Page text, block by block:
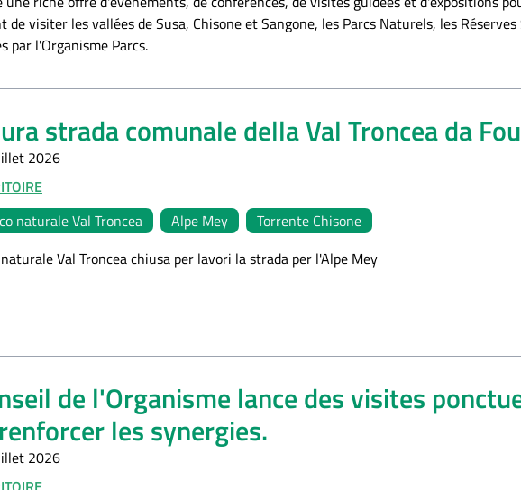
de visiter les vallées de Susa, Chisone et Sangone, les Parcs Naturels, les
par l'Organisme Parcs.
strada comunale della Val Troncea da
2026
naturale Val Troncea
Alpe Mey
Torrente Chisone
Val Troncea chiusa per lavori la strada per l'Alpe Mey
de l'Organisme lance des visites
les synergies.
2026